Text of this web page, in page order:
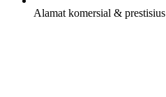
Alamat komersial & prestisius